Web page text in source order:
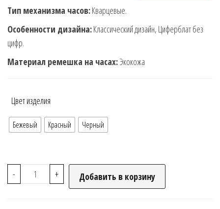
Тип механизма часов:Кварцевые.
Особенности дизайна:Классический дизайн, Циферблат без
цифр.
Материал ремешка на часах:Экокожа
Цвет изделия
Бежевый Красный Черный
- + Добавить в корзину